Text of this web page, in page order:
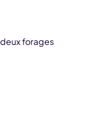
forages